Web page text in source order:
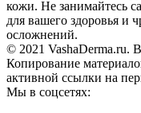
кожи. Не занимайтесь
для вашего здоровья и
осложнений.
© 2021 VashaDerma.ru.
Копирование
активной ссылки на
Мы в соцсетях: